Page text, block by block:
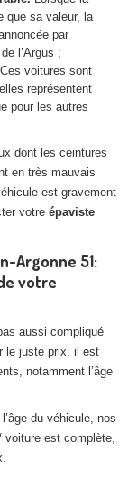
que sa valeur, la
par
l’Argus ;
Ces voitures sont
représentent
pour les autres
dont les ceintures
en très mauvais
est gravement
votre épaviste
Argonne 51:
votre
aussi compliqué
le juste prix, il est
notamment l’âge
du véhicule, nos
voiture est complète,